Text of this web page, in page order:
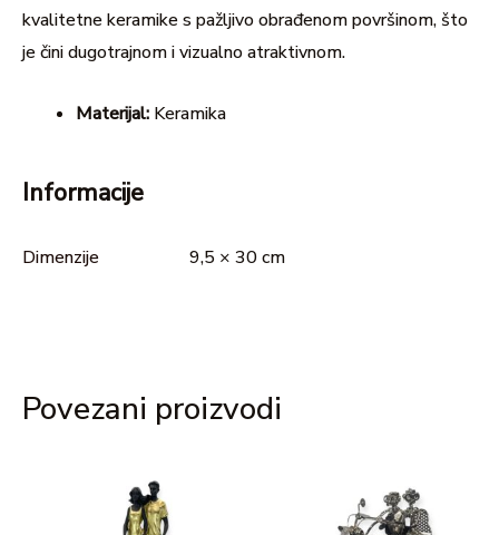
kvalitetne keramike s pažljivo obrađenom površinom, što
je čini dugotrajnom i vizualno atraktivnom.
Materijal: Keramika
Informacije
Dimenzije 9,5 × 30 cm
Povezani proizvodi